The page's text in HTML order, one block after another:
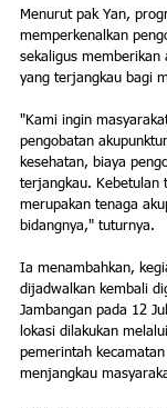
Menurut pak Yan,
memperkenalkan
sekaligus memberikan
yang terjangkau bagi
"Kami ingin
pengobatan
kesehatan, biaya
terjangkau. Kebetulan
merupakan tenaga
bidangnya," tuturnya.
Ia menambahkan,
dijadwalkan kembali
Jambangan pada 12
lokasi dilakukan
pemerintah
menjangkau